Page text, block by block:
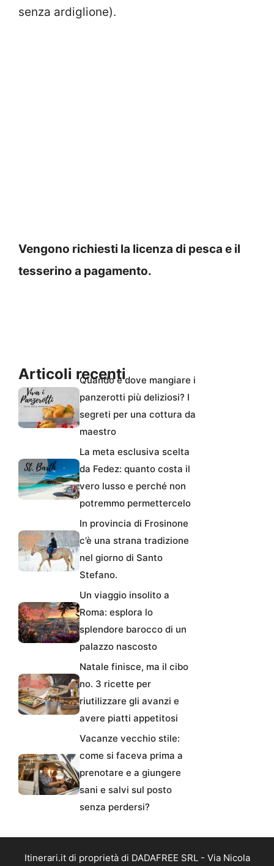
senza ardiglione).
Vengono richiesti la licenza di pesca e il
tesserino a pagamento.
Articoli recentiQuando e dove mangiare i
panzerotti più deliziosi? I
segreti per una cottura da
maestro
La meta esclusiva scelta
da Fedez: quanto costa il
vero lusso e perché non
potremmo permettercelo
In provincia di Frosinone
c’è una strana tradizione
nel giorno di Santo
Stefano.
Un viaggio insolito a
Roma: esplora lo
splendore barocco di un
palazzo nascosto
Natale finisce, ma il cibo
no. 3 ricette per
riutilizzare gli avanzi e
avere piatti appetitosi
Vacanze vecchio stile:
come si faceva prima a
prenotare e a giungere
sani e salvi sul posto
senza perdersi?
Itinerari.it di proprietà di DADAFREE SRL - Via Nicola